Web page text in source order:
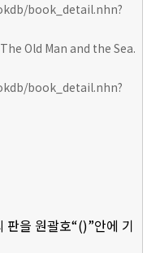
book_detail.nhn?
Old Man and the Sea.
book_detail.nhn?
판을 원괄호“()”안에 기